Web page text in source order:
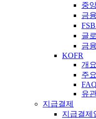
중
금
글
금
KOFR
개요
주
FAQ
유
지급결제
지급결제